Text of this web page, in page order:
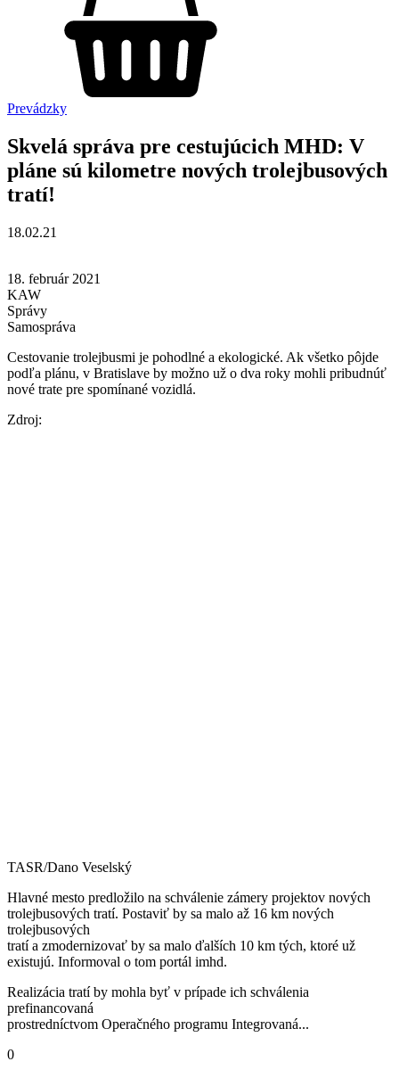
Prevádzky
Skvelá správa pre cestujúcich MHD: V
pláne sú kilometre nových trolejbusových
tratí!
18.02.21
18. február 2021
KAW
Správy
Samospráva
Cestovanie trolejbusmi je pohodlné a ekologické. Ak všetko pôjde
podľa plánu, v Bratislave by možno už o dva roky mohli pribudnúť
nové trate pre spomínané vozidlá.
Zdroj:
TASR/Dano Veselský
Hlavné mesto predložilo na schválenie zámery projektov nových
trolejbusových tratí. Postaviť by sa malo až 16 km nových
trolejbusových
tratí a zmodernizovať by sa malo ďalších 10 km tých, ktoré už
existujú. Informoval o tom portál imhd.
Realizácia tratí by mohla byť v prípade ich schválenia
prefinancovaná
prostredníctvom Operačného programu Integrovaná...
0